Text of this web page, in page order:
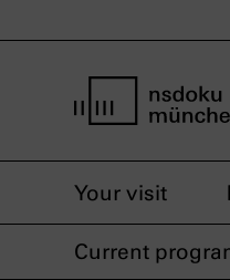
Your visit
Current